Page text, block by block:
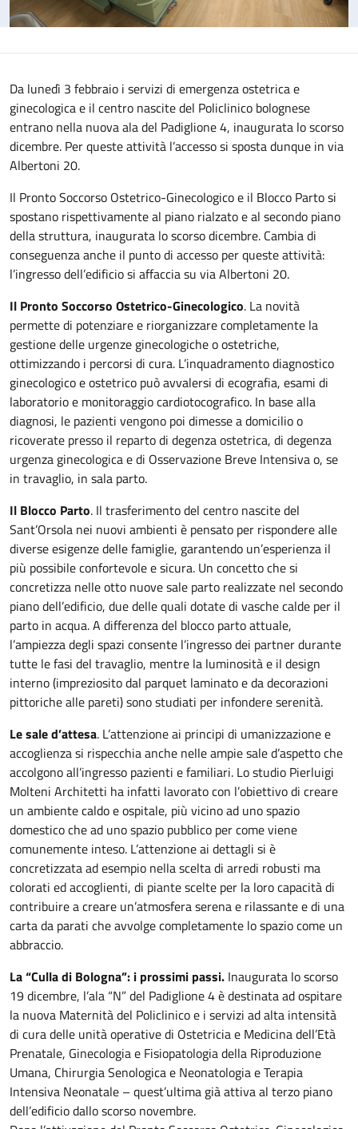
Da lunedì 3 febbraio i servizi di emergenza ostetrica e
ginecologica e il centro nascite del Policlinico bolognese
entrano nella nuova ala del Padiglione 4, inaugurata lo scorso
dicembre. Per queste attività l’accesso si sposta dunque in via
Albertoni 20.
Il Pronto Soccorso Ostetrico-Ginecologico e il Blocco Parto si
spostano rispettivamente al piano rialzato e al secondo piano
della struttura, inaugurata lo scorso dicembre. Cambia di
conseguenza anche il punto di accesso per queste attività:
l’ingresso dell’edificio si affaccia su via Albertoni 20.
Il Pronto Soccorso Ostetrico-Ginecologico. La novità
permette di potenziare e riorganizzare completamente la
gestione delle urgenze ginecologiche o ostetriche,
ottimizzando i percorsi di cura. L’inquadramento diagnostico
ginecologico e ostetrico può avvalersi di ecografia, esami di
laboratorio e monitoraggio cardiotocografico. In base alla
diagnosi, le pazienti vengono poi dimesse a domicilio o
ricoverate presso il reparto di degenza ostetrica, di degenza
urgenza ginecologica e di Osservazione Breve Intensiva o, se
in travaglio, in sala parto.
Il Blocco Parto. Il trasferimento del centro nascite del
Sant’Orsola nei nuovi ambienti è pensato per rispondere alle
diverse esigenze delle famiglie, garantendo un’esperienza il
più possibile confortevole e sicura. Un concetto che si
concretizza nelle otto nuove sale parto realizzate nel secondo
piano dell’edificio, due delle quali dotate di vasche calde per il
parto in acqua. A differenza del blocco parto attuale,
l’ampiezza degli spazi consente l’ingresso dei partner durante
tutte le fasi del travaglio, mentre la luminosità e il design
interno (impreziosito dal parquet laminato e da decorazioni
pittoriche alle pareti) sono studiati per infondere serenità.
Le sale d’attesa. L’attenzione ai principi di umanizzazione e
accoglienza si rispecchia anche nelle ampie sale d’aspetto che
accolgono all’ingresso pazienti e familiari. Lo studio Pierluigi
Molteni Architetti ha infatti lavorato con l’obiettivo di creare
un ambiente caldo e ospitale, più vicino ad uno spazio
domestico che ad uno spazio pubblico per come viene
comunemente inteso. L’attenzione ai dettagli si è
concretizzata ad esempio nella scelta di arredi robusti ma
colorati ed accoglienti, di piante scelte per la loro capacità di
contribuire a creare un’atmosfera serena e rilassante e di una
carta da parati che avvolge completamente lo spazio come un
abbraccio.
La “Culla di Bologna”: i prossimi passi. Inaugurata lo scorso
19 dicembre, l’ala “N” del Padiglione 4 è destinata ad ospitare
la nuova Maternità del Policlinico e i servizi ad alta intensità
di cura delle unità operative di Ostetricia e Medicina dell’Età
Prenatale, Ginecologia e Fisiopatologia della Riproduzione
Umana, Chirurgia Senologica e Neonatologia e Terapia
Intensiva Neonatale – quest’ultima già attiva al terzo piano
dell’edificio dallo scorso novembre.